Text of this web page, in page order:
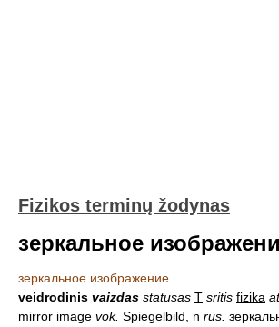
Fizikos terminų žodynas
зеркальное
зеркальное изображение
veidrodinis vaizdas statusas T sritis fizika
mirror image vok. Spiegelbild, n rus.